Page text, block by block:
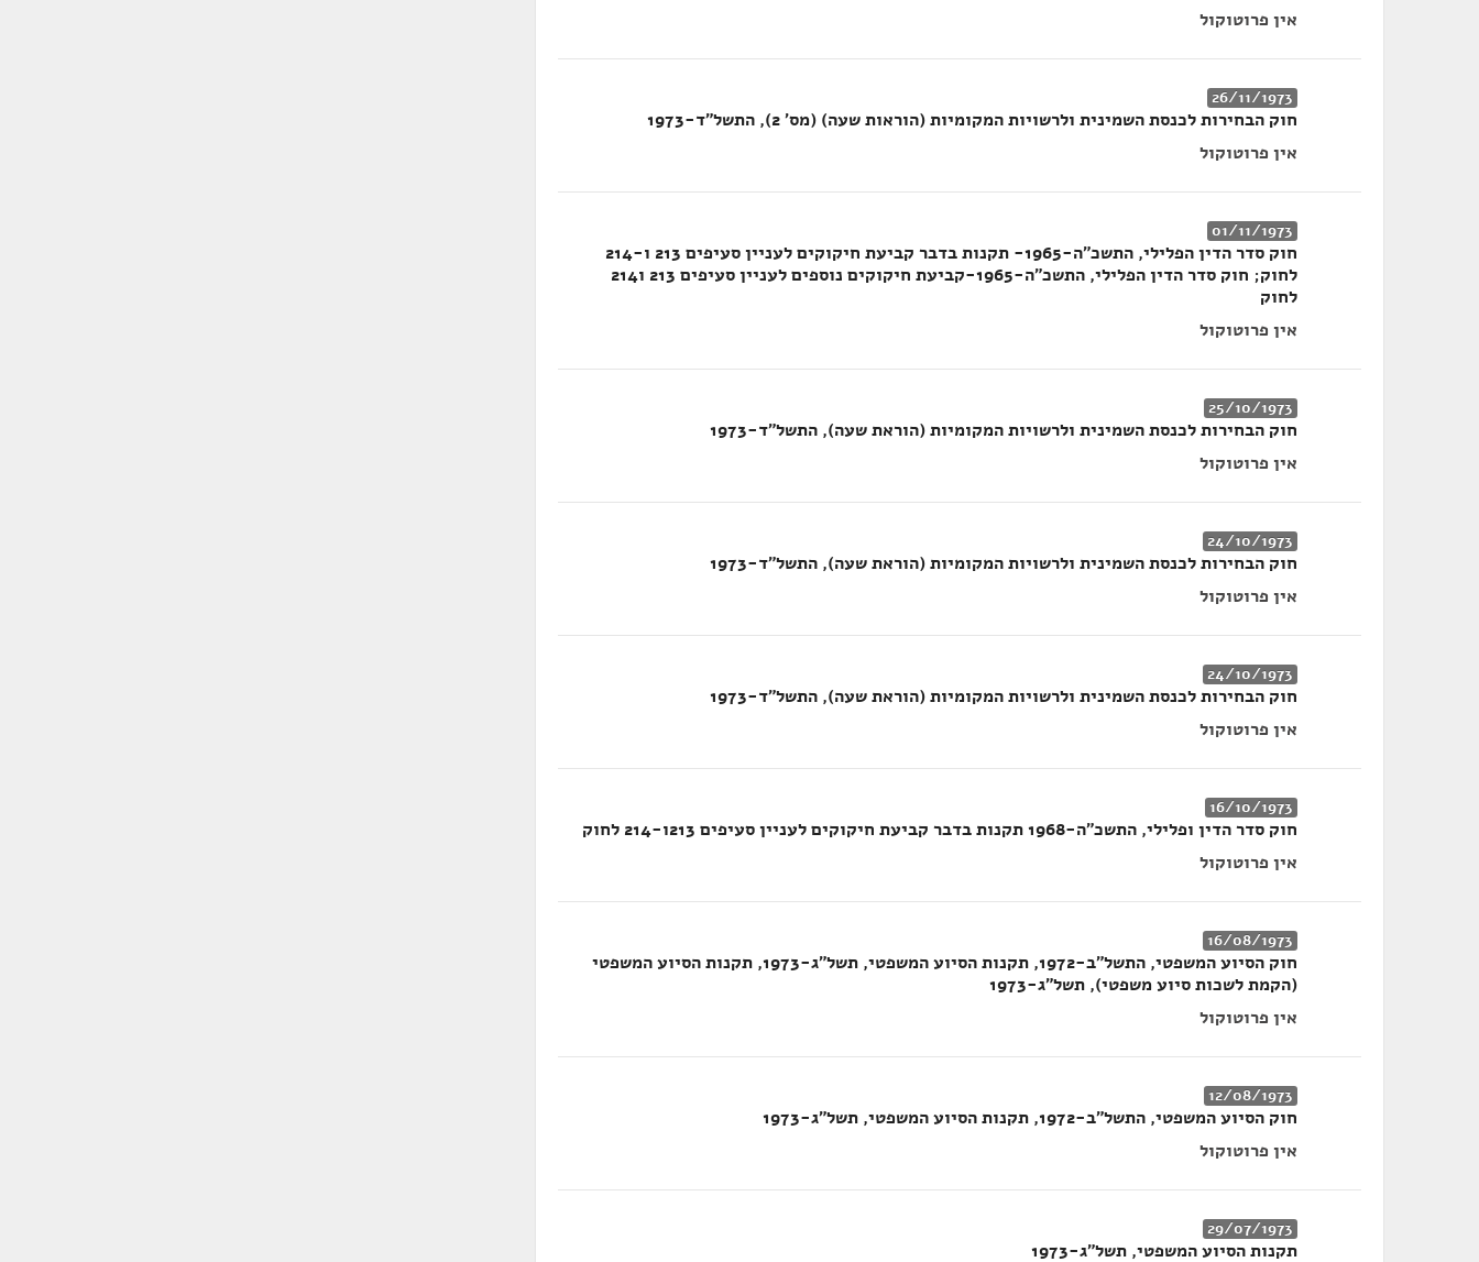
אין פרוטוקול
26/11/1973
חוק הבחירות לכנסת השמינית ולרשויות המקומיות (הוראות שעה) (מס' 2), התשל"ד-1973
אין פרוטוקול
01/11/1973
חוק סדר הדין הפלילי, התשכ"ה-1965- תקנות בדבר קביעת חיקוקים לעניין סעיפים 213 ו-214
לחוק; חוק סדר הדין הפלילי, התשכ"ה-1965-קביעת חיקוקים נוספים לעניין סעיפים 213 ו214
לחוק
אין פרוטוקול
25/10/1973
חוק הבחירות לכנסת השמינית ולרשויות המקומיות (הוראת שעה), התשל"ד-1973
אין פרוטוקול
24/10/1973
חוק הבחירות לכנסת השמינית ולרשויות המקומיות (הוראת שעה), התשל"ד-1973
אין פרוטוקול
24/10/1973
חוק הבחירות לכנסת השמינית ולרשויות המקומיות (הוראת שעה), התשל"ד-1973
אין פרוטוקול
16/10/1973
חוק סדר הדין ופלילי, התשכ"ה-1968 תקנות בדבר קביעת חיקוקים לעניין סעיפים 213ו-214 לחוק
אין פרוטוקול
16/08/1973
חוק הסיוע המשפטי, התשל"ב-1972, תקנות הסיוע המשפטי, תשל"ג-1973, תקנות הסיוע המשפטי
(הקמת לשכות סיוע משפטי), תשל"ג-1973
אין פרוטוקול
12/08/1973
חוק הסיוע המשפטי, התשל"ב-1972, תקנות הסיוע המשפטי, תשל"ג-1973
אין פרוטוקול
29/07/1973
תקנות הסיוע המשפטי, תשל"ג-1973